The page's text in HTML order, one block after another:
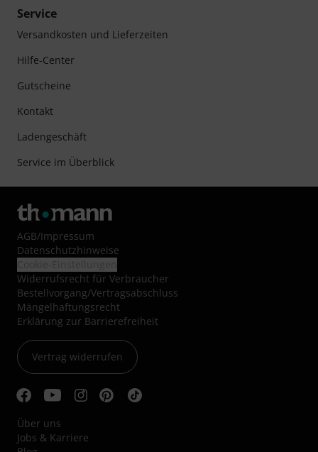
Service
Versandkosten und Lieferzeiten
Hilfe-Center
Gutscheine
Kontakt
Ladengeschäft
Service im Überblick
AGB/Impressum
Datenschutzhinweise
Widerrufsrecht für Verbraucher
Bestellvorgang/Vertragsabschluss
Mängelhaftungsrecht
Erklärung zur Barrierefreiheit
Vertrag widerrufen
Über uns
Jobs & Karriere